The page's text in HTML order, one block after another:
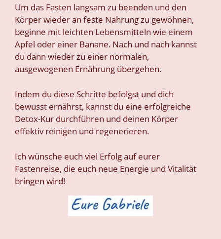
Um das Fasten langsam zu beenden und den
Körper wieder an feste Nahrung zu gewöhnen,
beginne mit leichten Lebensmitteln wie einem
Apfel oder einer Banane. Nach und nach kannst
du dann wieder zu einer normalen,
ausgewogenen Ernährung übergehen.
Indem du diese Schritte befolgst und dich
bewusst ernährst, kannst du eine erfolgreiche
Detox-Kur durchführen und deinen Körper
effektiv reinigen und regenerieren.
Ich wünsche euch viel Erfolg auf eurer
Fastenreise, die euch neue Energie und Vitalität
bringen wird!